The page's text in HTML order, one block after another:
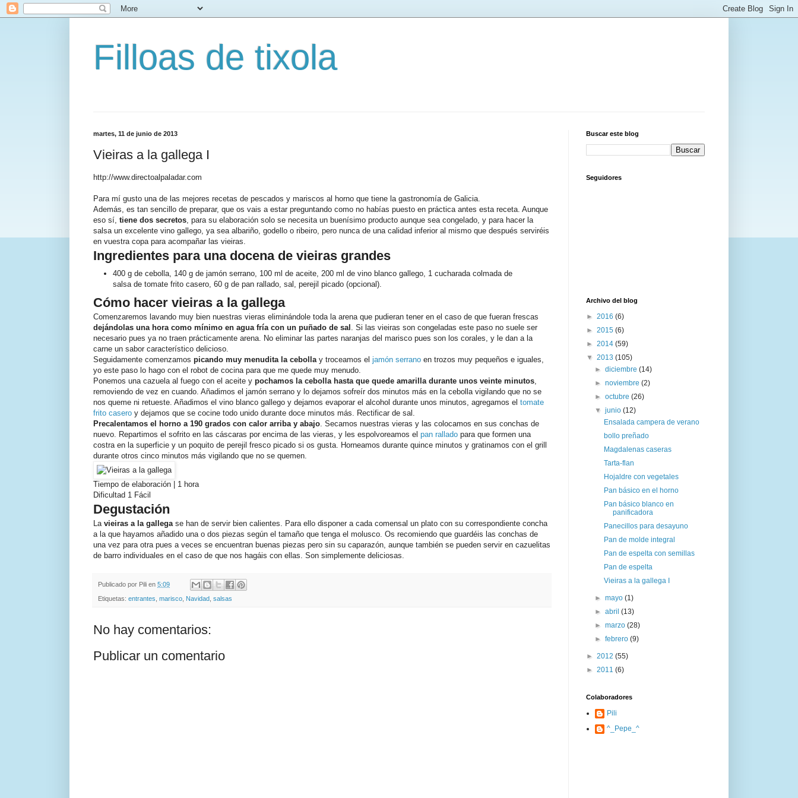
Filloas de tixola
martes, 11 de junio de 2013
Vieiras a la gallega I
http://www.directoalpaladar.com
Para mí gusto una de las mejores recetas de pescados y mariscos al horno que tiene la gastronomía de Galicia.
Además, es tan sencillo de preparar, que os vais a estar preguntando como no habías puesto en práctica antes esta receta. Aunque
eso sí, tiene dos secretos , para su elaboración solo se necesita un buenísimo producto aunque sea congelado, y para hacer la
salsa un excelente vino gallego, ya sea albariño, godello o ribeiro, pero nunca de una calidad inferior al mismo que después serviréis
en vuestra copa para acompañar las vieiras.
Ingredientes para una docena de vieiras grandes
400 g de cebolla, 140 g de jamón serrano, 100 ml de aceite, 200 ml de vino blanco gallego, 1 cucharada colmada de
salsa de tomate frito casero, 60 g de pan rallado, sal, perejil picado (opcional).
Cómo hacer vieiras a la gallega
Comenzaremos lavando muy bien nuestras vieras eliminándole toda la arena que pudieran tener en el caso de que fueran frescas
dejándolas una hora como mínimo en agua fría con un puñado de sal
. Si las vieiras son congeladas este paso no suele ser
necesario pues ya no traen prácticamente arena. No eliminar las partes naranjas del marisco pues son los corales, y le dan a la
carne un sabor característico delicioso.
Seguidamente comenzamos picando muy menudita la cebolla y troceamos el jamón serrano en trozos muy pequeños e iguales,
yo este paso lo hago con el robot de cocina para que me quede muy menudo.
Ponemos una cazuela al fuego con el aceite y pochamos la cebolla hasta que quede amarilla durante unos veinte minutos
removiendo de vez en cuando. Añadimos el jamón serrano y lo dejamos sofreír dos minutos más en la cebolla vigilando que no se
nos queme ni retueste. Añadimos el vino blanco gallego y dejamos evaporar el alcohol durante unos minutos, agregamos el tomate
frito casero y dejamos que se cocine todo unido durante doce minutos más. Rectificar de sal.
Precalentamos el horno a 190 grados con calor arriba y abajo . Secamos nuestras vieras y las colocamos en sus conchas de
nuevo. Repartimos el sofrito en las cáscaras por encima de las vieras, y les espolvoreamos el pan rallado para que formen una
costra en la superficie y un poquito de perejil fresco picado si os gusta. Horneamos durante quince minutos y gratinamos con el grill
durante otros cinco minutos más vigilando que no se quemen.
Tiempo de elaboración | 1 hora
Dificultad 1 Fácil
Degustación
La vieiras a la gallega se han de servir bien calientes. Para ello disponer a cada comensal un plato con su correspondiente concha
a la que hayamos añadido una o dos piezas según el tamaño que tenga el molusco. Os recomiendo que guardéis las conchas de
una vez para otra pues a veces se encuentran buenas piezas pero sin su caparazón, aunque también se pueden servir en cazuelitas
de barro individuales en el caso de que nos hagáis con ellas. Son simplemente deliciosas.
Publicado por Pili en 5:09
Etiquetas: entrantes marisco Navidad salsas
No hay comentarios:
Publicar un comentario
Buscar este blog
Seguidores
Archivo del blog
► 2016 (6)
► 2015 (6)
► 2014 (59)
▼ 2013 (105)
►diciembre(14)
►noviembre(2)
►octubre(26)
▼junio(12)
Ensalada campera de verano
bollo preñado
Magdalenas caseras
Tarta-flan
Hojaldre con vegetales
Pan básico en el horno
Pan básico blanco en
panificadora
Panecillos para desayuno
Pan de molde integral
Pan de espelta con semillas
Pan de espelta
Vieiras a la gallega I
►mayo(1)
►abril(13)
►marzo(28)
►febrero(9)
► 2012 (55)
► 2011 (6)
Colaboradores
Pili
^_Pepe_^